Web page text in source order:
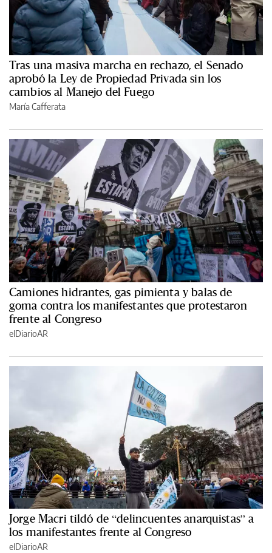
Tras una masiva marcha en rechazo, el Senado
aprobó la Ley de Propiedad Privada sin los
cambios al Manejo del Fuego
María Cafferata
Camiones hidrantes, gas pimienta y balas de
goma contra los manifestantes que protestaron
frente al Congreso
elDiarioAR
Jorge Macri tildó de “delincuentes anarquistas” a
los manifestantes frente al Congreso
elDiarioAR